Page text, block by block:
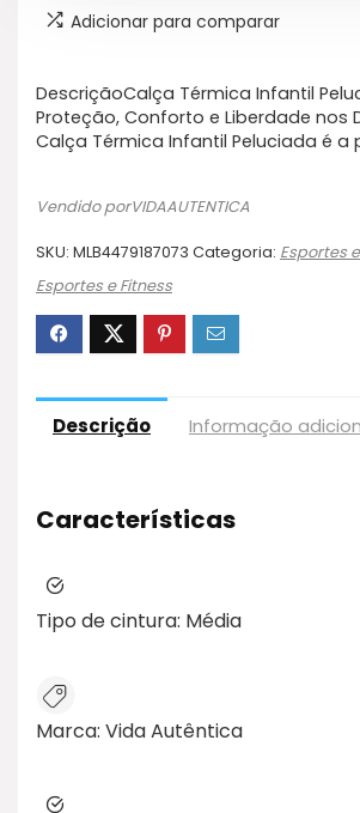
Adicionar para comparar
DescriçãoCalça Térmica Infantil
Proteção, Conforto e Liberdade nos
Calça Térmica Infantil Peluciada é a
Vendido porVIDAAUTENTICA
SKU: MLB4479187073 Categoria: Esportes
Esportes e Fitness
Descrição Informação
Características
Tipo de cintura: Média
Marca: Vida Autêntica